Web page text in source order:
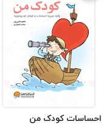
احساسات کودک من